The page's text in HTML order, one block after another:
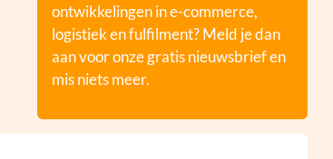
ontwikkelingen in e-commerce,
logistiek en fulfilment? Meld je dan
aan voor onze gratis nieuwsbrief en
mis niets meer.